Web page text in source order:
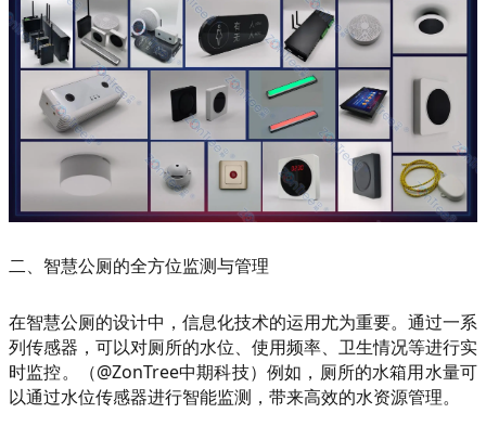
二、智慧公厕的全方位监测与管理
在智慧公厕的设计中，信息化技术的运用尤为重要。通过一系
列传感器，可以对厕所的水位、使用频率、卫生情况等进行实
时监控。（@ZonTree中期科技）例如，厕所的水箱用水量可
以通过水位传感器进行智能监测，带来高效的水资源管理。